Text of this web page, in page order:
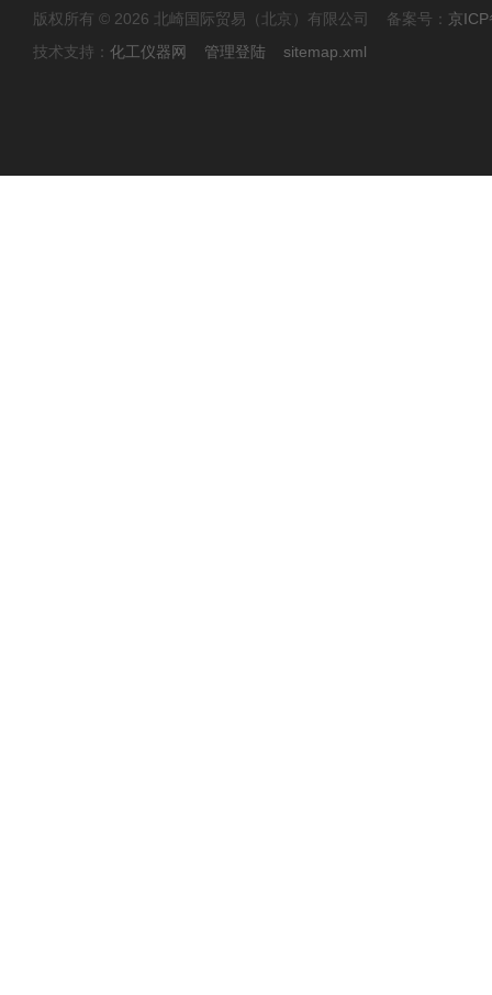
版权所有 © 2026 北崎国际贸易（北京）有限公司 备案号： 京
技术支持： 化工仪器网 管理登陆 sitemap.xml